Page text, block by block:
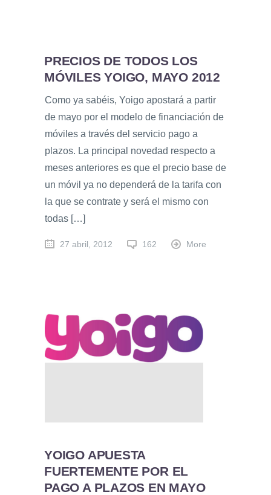
PRECIOS DE TODOS LOS
MÓVILES YOIGO, MAYO 2012
Como ya sabéis, Yoigo apostará a partir
de mayo por el modelo de financiación de
móviles a través del servicio pago a
plazos. La principal novedad respecto a
meses anteriores es que el precio base de
un móvil ya no dependerá de la tarifa con
la que se contrate y será el mismo con
todas […]
27 abril, 2012 162 More
YOIGO APUESTA
FUERTEMENTE POR EL
PAGO A PLAZOS EN MAYO